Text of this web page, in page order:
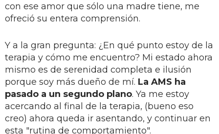
con ese amor que sólo una madre tiene, me
ofreció su entera comprensión.
Y a la gran pregunta: ¿En qué punto estoy de la
terapia y cómo me encuentro? Mi estado ahora
mismo es de serenidad completa e ilusión
porque soy más dueño de mí. La AMS ha
pasado a un segundo plano. Ya me estoy
acercando al final de la terapia, (bueno eso
creo) ahora queda ir asentando, y continuar en
esta "rutina de comportamiento".